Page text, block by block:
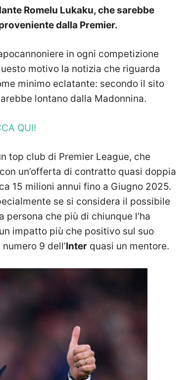
Romelu Lukaku, che sarebbe
dalla Premier.
in ogni competizione
motivo la notizia che riguarda
minimo eclatante: secondo il sito
lontano dalla Madonnina.
QUI!
top club di Premier League, che
un’offerta di contratto quasi doppia
15 milioni annui fino a Giugno 2025.
se si considera il possibile
persona che più di chiunque l’ha
impatto più che positivo sul suo
9 dell’Inter quasi un mentore.